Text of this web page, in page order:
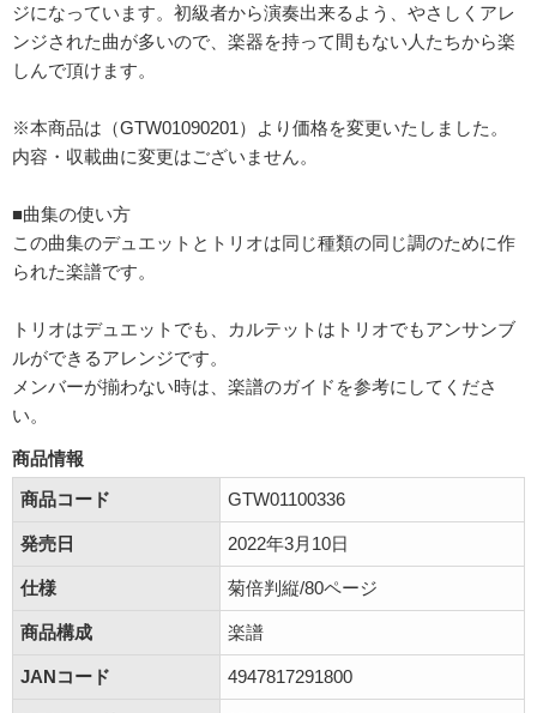
ジになっています。初級者から演奏出来るよう、やさしくアレ
ンジされた曲が多いので、楽器を持って間もない人たちから楽
しんで頂けます。
※本商品は（GTW01090201）より価格を変更いたしました。
内容・収載曲に変更はございません。
■曲集の使い方
この曲集のデュエットとトリオは同じ種類の同じ調のために作
られた楽譜です。
トリオはデュエットでも、カルテットはトリオでもアンサンブ
ルができるアレンジです。
メンバーが揃わない時は、楽譜のガイドを参考にしてくださ
い。
商品情報
商品コード
GTW01100336
発売日 2022年3月10日
仕様 菊倍判縦/80ページ
商品構成 楽譜
JANコード 4947817291800